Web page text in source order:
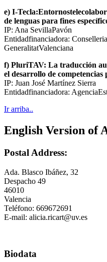
e) I-
de lenguas para fines
IP: Ana SevillaPavón
Entidadfinanciadora:
GeneralitatValenciana
f) PluriTAV: La traducción
el desarrollo de
IP: Juan José Martínez Sierra
Entidadfinanciadora:
Ir arriba..
English Version of
Postal Address:
Ada. Blasco Ibáñez, 32
Despacho 49
46010
Valencia
Teléfono: 669672691
E-mail: alicia.ricart@uv.es
Biodata